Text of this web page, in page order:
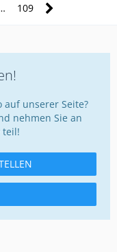
109
auf unserer Seite?
nehmen Sie an
teil!